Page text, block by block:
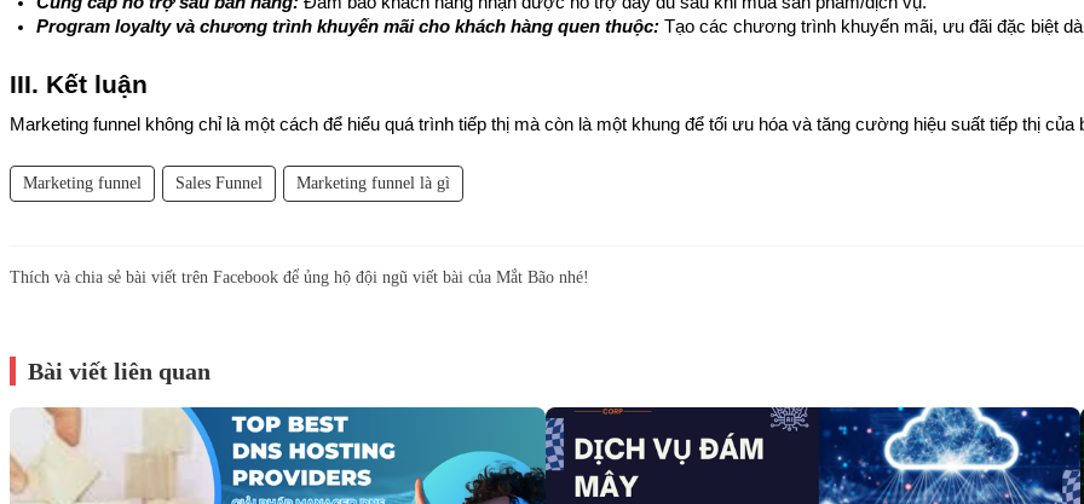
Program loyalty và chương trình khuyến mãi cho khách hàng quen thuộc: Tạo các chương trình khuyến mãi, ưu đãi đặc biệt
III. Kết luận
Marketing funnel không chỉ là một cách để hiểu quá trình tiếp thị mà còn là một khung để tối ưu hóa và tăng cường hiệu suất tiếp thị
Marketing funnel Sales Funnel Marketing funnel là gì
Thích và chia sẻ bài viết trên Facebook để ủng hộ đội ngũ viết bài của Mắt Bão nhé!
Bài viết liên quan